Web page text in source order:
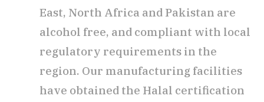
East, North Africa and Pakistan are
alcohol free, and compliant with local
regulatory requirements in the
region. Our manufacturing facilities
have obtained the Halal certification